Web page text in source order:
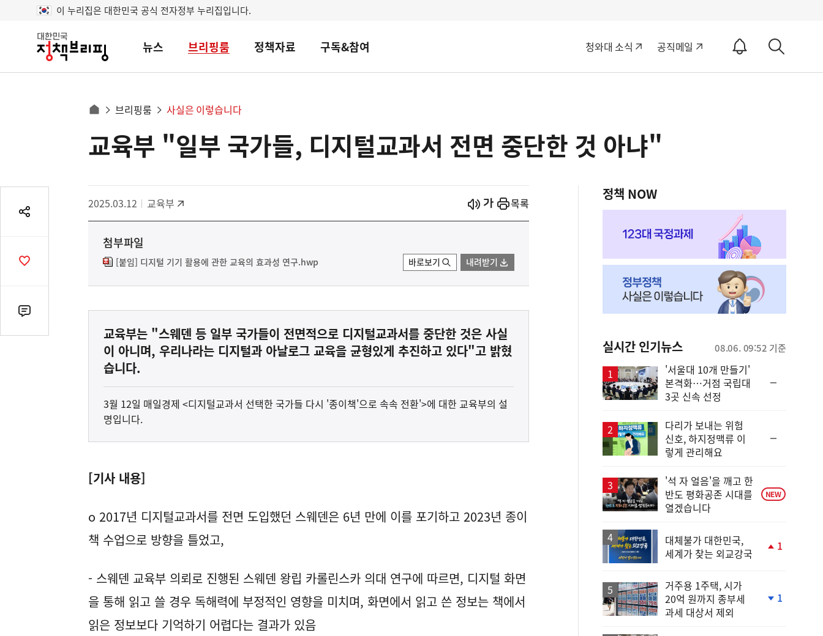
이 누리집은 대한민국 공식 전자정부 누리집입니다.
대
민
뉴스 브리핑룸 정책자료 구독&참여 청와대 소식 공직메일
알
ON
세
동
경
로
으
로
브리핑룸 사실은 이렇습니다
영
역공
기
공
댓
글
교육부 "일부 국가들, 디지털교과서 전면 중단한 것 아냐"
2025.03.12 교육부 시작
열기 목록
첨부파일
[붙임] 디지털 기기 활용에 관한 교육의 효과성 연구.hwp 바로보기 내려받기
교육부는 "스웨덴 등 일부 국가들이 전면적으로 디지털교과서를 중단한 것은 사실
이 아니며, 우리나라는 디지털과 아날로그 교육을 균형있게 추진하고 있다"고 밝혔
습니다.
3월 12일 매일경제 <디지털교과서 선택한 국가들 다시 '종이책'으로 속속 전환'>에 대한 교육부의 설
명입니다.
[기사 내용]
o 2017년 디지털교과서를 전면 도입했던 스웨덴은 6년 만에 이를 포기하고 2023년 종이
책 수업으로 방향을 틀었고,
- 스웨덴 교육부 의뢰로 진행된 스웨덴 왕립 카롤린스카 의대 연구에 따르면, 디지털 화면
을 통해 읽고 쓸 경우 독해력에 부정적인 영향을 미치며, 화면에서 읽고 쓴 정보는 책에서
읽은 정보보다 기억하기 어렵다는 결과가 있음
정책 NOW
실시간 인기뉴스 08.06. 09:52 기준
'서울대 10개 만들기'
본격화…거점 국립대
3곳 신속 선정
다리가 보내는 위험
신호, 하지정맥류 이
렇게 관리해요
'석 자 얼음'을 깨고 한
반도 평화공존 시대를
열겠습니다
NEW
대체불가 대한민국,
세계가 찾는 외교강국
1
거주용 1주택, 시가
20억 원까지 종부세
과세 대상서 제외
1